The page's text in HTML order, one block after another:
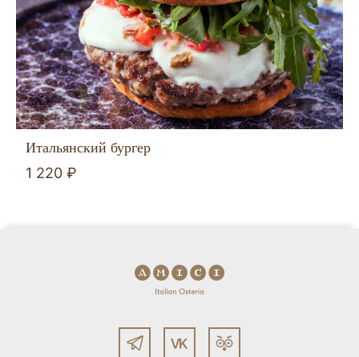
Итальянский бургер
1 220 ₽